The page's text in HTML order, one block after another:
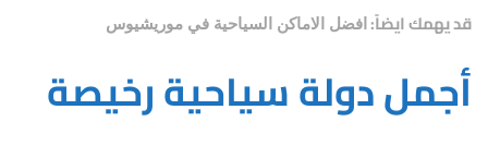
قد يهمك ايضاً: افضل الاماكن السياحية في موريشيوس
أجمل دولة سياحية رخيصة